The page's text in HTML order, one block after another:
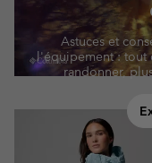
Astuces et
l'équipement : tout
randonner,